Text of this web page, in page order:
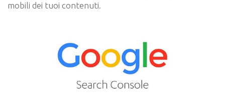
mobili dei tuoi contenuti.